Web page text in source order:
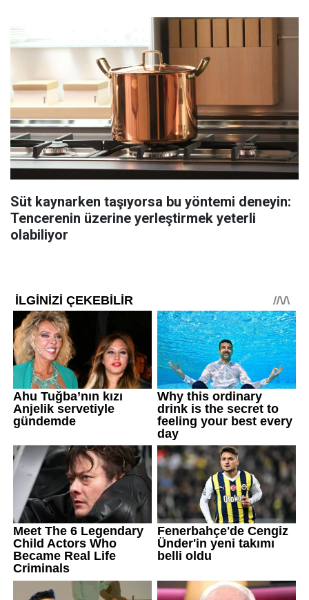
Süt kaynarken taşıyorsa bu yöntemi deneyin:
Tencerenin üzerine yerleştirmek yeterli
olabiliyor